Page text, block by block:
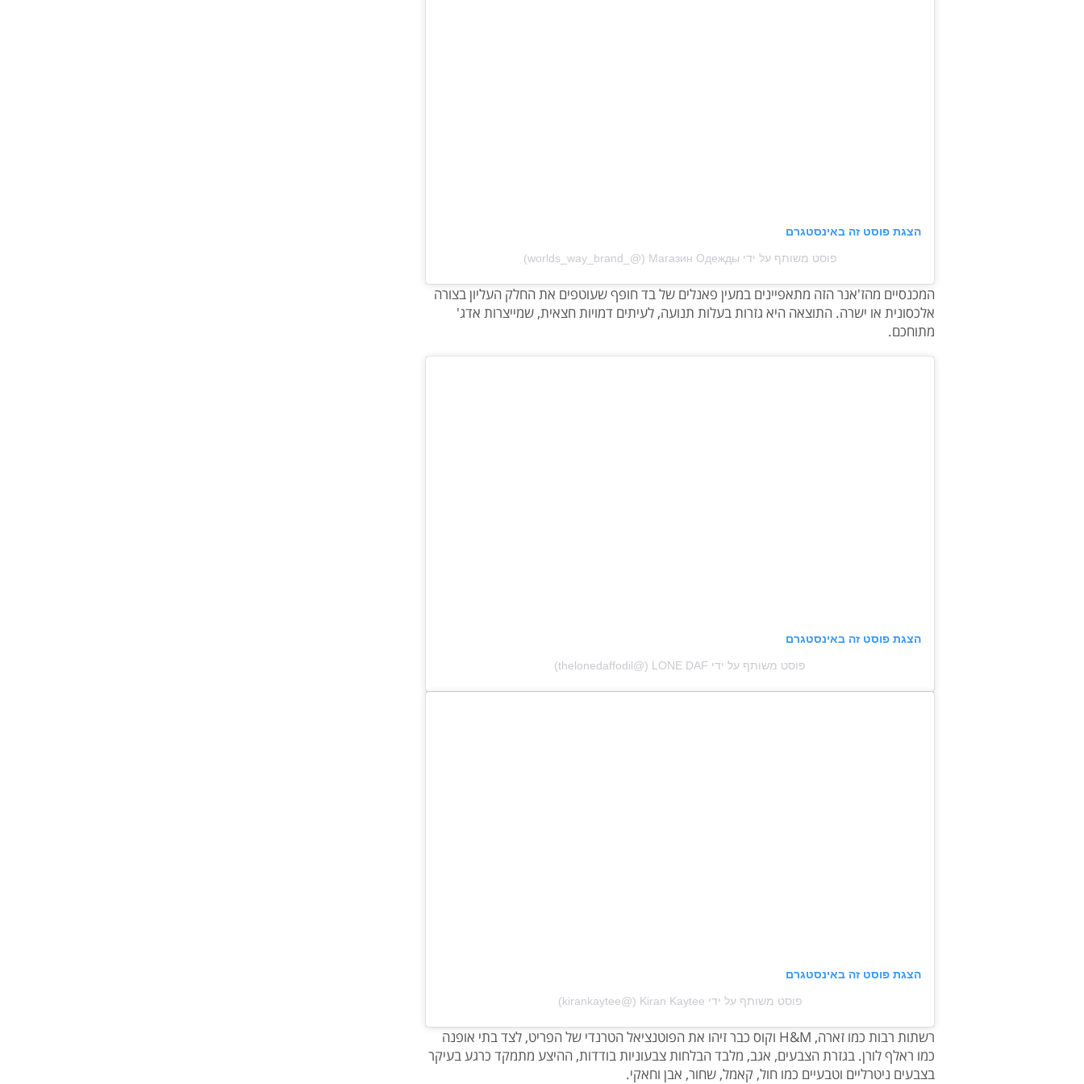
הצגת פוסט זה באינסטגרם
פוסט משותף על ידי ‏‎Магазин Одежды‎‏ (@‏‎worlds_way_brand_‎‏)
המכנסיים מהז'אנר הזה מתאפיינים במעין פאנלים של בד חופף שעוטפים את החלק העליון בצורה
אלכסונית או ישרה. התוצאה היא גזרות בעלות תנועה, לעיתים דמויות חצאית, שמייצרות אדג'
מתוחכם.
הצגת פוסט זה באינסטגרם
פוסט משותף על ידי ‏‎LONE DAF‎‏ (@‏‎thelonedaffodil‎‏)
הצגת פוסט זה באינסטגרם
פוסט משותף על ידי ‏‎Kiran Kaytee‎‏ (@‏‎kirankaytee‎‏)
רשתות רבות כמו זארה, H&M וקוס כבר זיהו את הפוטנציאל הטרנדי של הפריט, לצד בתי אופנה
כמו ראלף לורן. בגזרת הצבעים, אגב, מלבד הבלחות צבעוניות בודדות, ההיצע מתמקד כרגע בעיקר
בצבעים ניטרליים וטבעיים כמו חול, קאמל, שחור, אבן וחאקי.